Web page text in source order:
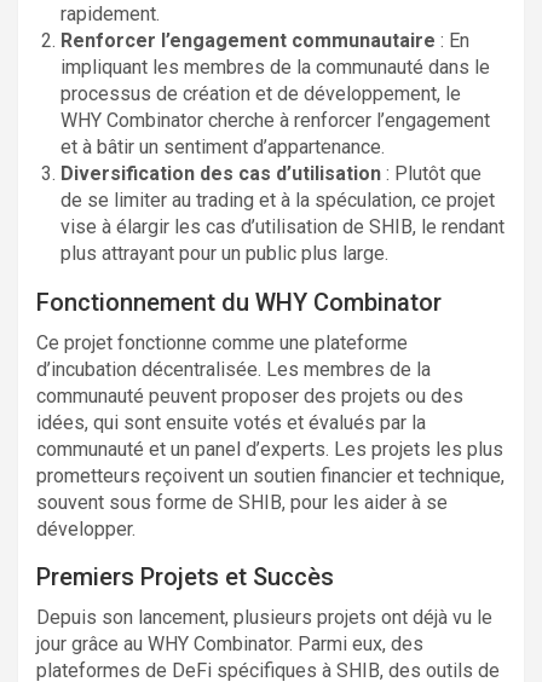
rapidement.
Renforcer l’engagement communautaire : En
impliquant les membres de la communauté dans le
processus de création et de développement, le
WHY Combinator cherche à renforcer l’engagement
et à bâtir un sentiment d’appartenance.
Diversification des cas d’utilisation : Plutôt que
de se limiter au trading et à la spéculation, ce projet
vise à élargir les cas d’utilisation de SHIB, le rendant
plus attrayant pour un public plus large.
Fonctionnement du WHY Combinator
Ce projet fonctionne comme une plateforme
d’incubation décentralisée. Les membres de la
communauté peuvent proposer des projets ou des
idées, qui sont ensuite votés et évalués par la
communauté et un panel d’experts. Les projets les plus
prometteurs reçoivent un soutien financier et technique,
souvent sous forme de SHIB, pour les aider à se
développer.
Premiers Projets et Succès
Depuis son lancement, plusieurs projets ont déjà vu le
jour grâce au WHY Combinator. Parmi eux, des
plateformes de DeFi spécifiques à SHIB, des outils de